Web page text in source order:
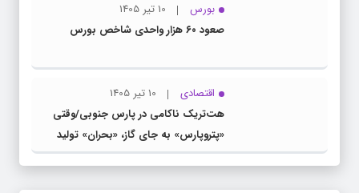
بورس
10 تیر 1405
صعود ۶۰ هزار واحدی شاخص بورس
اقتصادی
10 تیر 1405
هت‌تریک ناکامی در پارس جنوبی/وقتی
«پتروپارس» به جای گاز، «بحران» تولید
می‌کند